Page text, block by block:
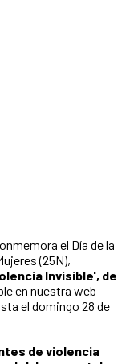
el Día de la
(25N),
Invisible', de
en nuestra web
el domingo 28 de
de violencia